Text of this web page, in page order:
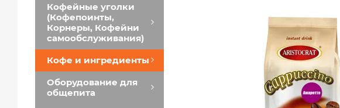
Кофейные уголки
(Кофепоинты,
Корнеры, Кофейни
самообслуживания)
Кофе и ингредиенты
Оборудование для
общепита